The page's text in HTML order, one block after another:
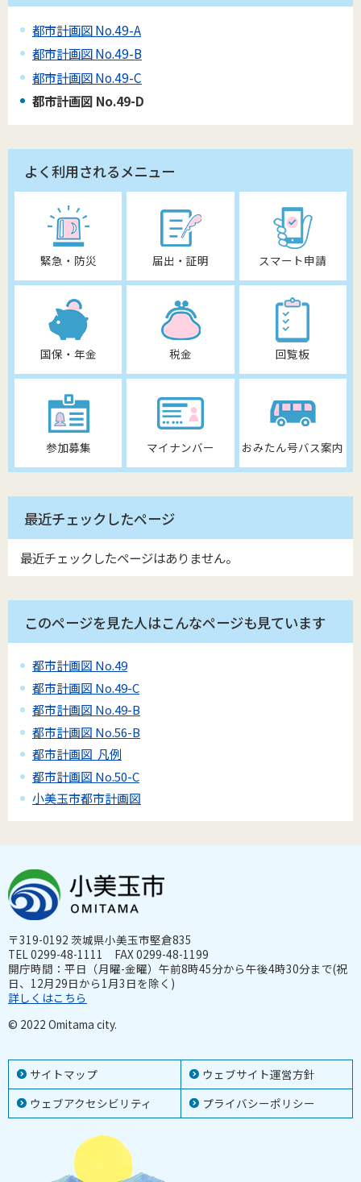
都市計画図 No.49-A
都市計画図 No.49-B
都市計画図 No.49-C
都市計画図 No.49-D
よく利用されるメニュー
緊急・防災 届出・証明 スマート申請
国保・年金 税金 回覧板
参加募集 マイナンバー おみたん号バス案内
最近チェックしたページ
最近チェックしたページはありません。
このページを見た人はこんなページも見ています
都市計画図 No.49
都市計画図 No.49-C
都市計画図 No.49-B
都市計画図 No.56-B
都市計画図 凡例
都市計画図 No.50-C
小美玉市都市計画図
サイトマップ
ウェブサイト運営方針
ウェブアクセシビリティ
プライバシーポリシー
〒319-0192 茨城県小美玉市堅倉835
TEL 0299-48-1111 FAX 0299-48-1199
開庁時間：平日（月曜-金曜）午前8時45分から午後4時30分まで(祝
日、12月29日から1月3日を除く)
詳しくはこちら
© 2022 Omitama city.